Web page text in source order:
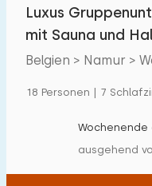
Ladestation Auto
€
Luxus
mit Sauna und
Belgien
Belgien > Namur >
18 Personen | 7
Wochenende
ausgehend